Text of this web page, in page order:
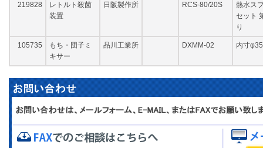
219828
レトルト殺菌
装置
日阪製作所 RCS-80/20S
熱水ス
セット
り
105735
もち・団子ミ
キサー
品川工業所 DXMM-02 内寸